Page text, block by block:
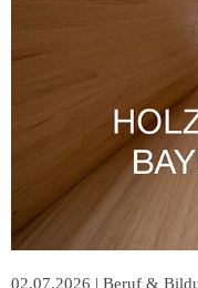
02.07.2026 | Beruf &